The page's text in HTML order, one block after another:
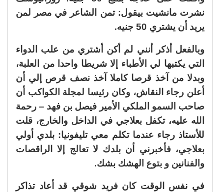
نشرت مانشيت بيقول: تمن الشاعر في مصر لمن
يريد أن يشتري 50 جنيه.
وبالفعل أذكر أنني لم أكن أشتري من علب الدواء
التي يكتبها لي الأطباء إلا شريطا واحدا من العلبة،
وبدلا من آخذ قرصا كاملا آخذ نصف قرص إلي أن
أعلن رجاء النقاش، وكان رئيسا لمجلة الكواكب أن
صاحب السمو الملكي الأمير فيصل بن فهد – رحمة
الله عليه، تكفل بعلاجي في الداخل والخارج، قلت
للأستاذ رجاء عندما تكلم معي تليفونيا: بلدي أولي
بعلاجي، فأخبرني أن بلدك لا تعالج إلا الراقصات
والفنانين و بتوع الهشك بشك.
في نفس الوقت كان فريد شوقي قد أعاد تذاكر